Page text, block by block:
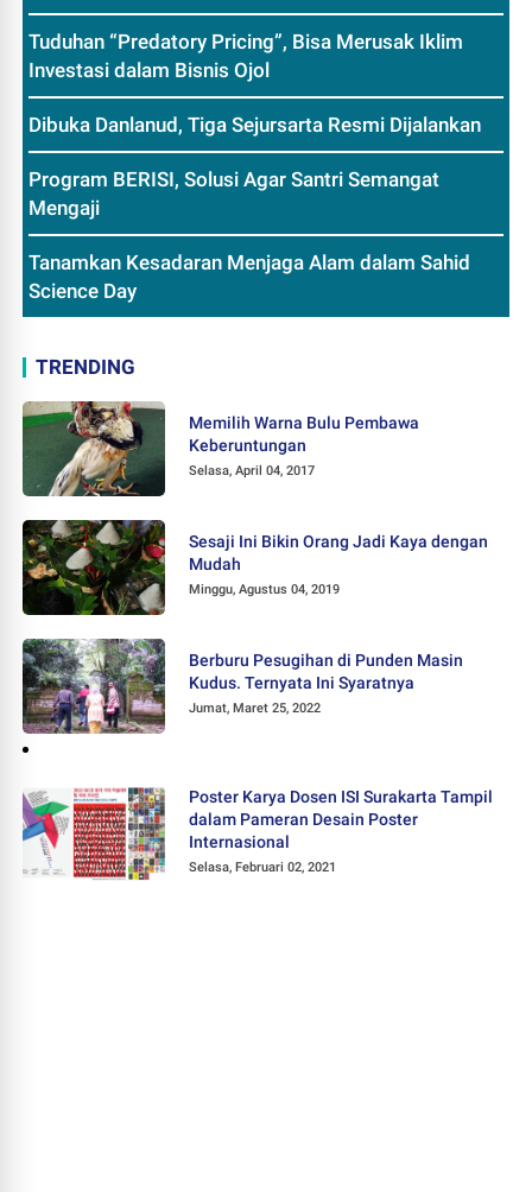
Tuduhan “Predatory Pricing”, Bisa Merusak Iklim
Investasi dalam Bisnis Ojol
Dibuka Danlanud, Tiga Sejursarta Resmi Dijalankan
Program BERISI, Solusi Agar Santri Semangat
Mengaji
Tanamkan Kesadaran Menjaga Alam dalam Sahid
Science Day
TRENDING
Memilih Warna Bulu Pembawa
Keberuntungan
Selasa, April 04, 2017
Sesaji Ini Bikin Orang Jadi Kaya dengan
Mudah
Minggu, Agustus 04, 2019
Berburu Pesugihan di Punden Masin
Kudus. Ternyata Ini Syaratnya
Jumat, Maret 25, 2022
Poster Karya Dosen ISI Surakarta Tampil
dalam Pameran Desain Poster
Internasional
Selasa, Februari 02, 2021